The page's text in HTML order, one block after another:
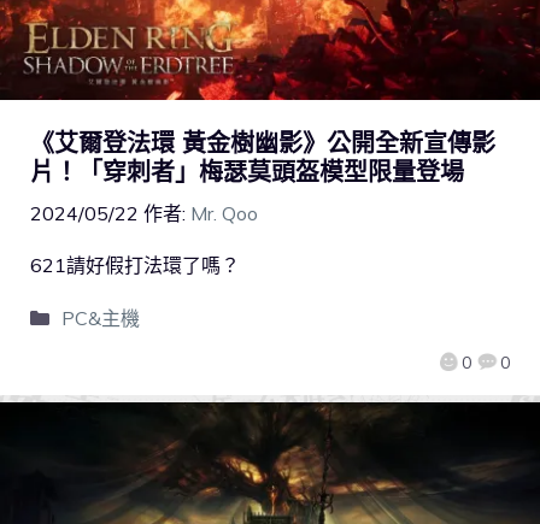
《艾爾登法環 黃金樹幽影》公開全新宣傳影
片！「穿刺者」梅瑟莫頭盔模型限量登場
2024/05/22 作者: Mr. Qoo
0 0
621請好假打法環了嗎？
PC&主機